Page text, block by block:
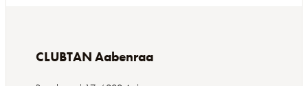
CLUBTAN Aabenraa